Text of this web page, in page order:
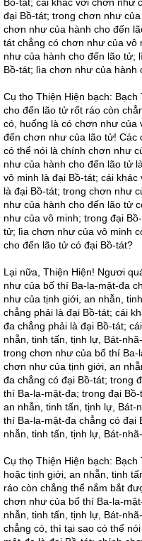
đại Bồ-tát; trong chơn như
chơn như của hành cho đến
tát chẳng có chơn như của vô
như của hành cho đến lão tử;
Bồ-tát; lìa chơn như của hành
Cụ thọ Thiện Hiện bạch:
cho đến lão tử rốt ráo còn
có, huống là có chơn như của
đến chơn như của lão tử! Các
có thể nói là chính chơn như
như của hành cho đến lão tử
vô minh là đại Bồ-tát; cái
là đại Bồ-tát; trong chơn như
như của hành cho đến lão tử
như của vô minh; trong đại
tử; lìa chơn như của vô minh
cho đến lão tử có đại Bồ-tát?
Lại nữa, Thiện Hiện! Ngươi
như của bố thí Ba-la-mật-đa
như của tịnh giới, an nhẫn,
chẳng phải là đại Bồ-tát; cái
đa chẳng phải là đại Bồ-tát;
nhẫn, tinh tấn, tịnh lự, Bát-
trong chơn như của bố thí
chơn như của tịnh giới, an
đa chẳng có đại Bồ-tát; trong
thí Ba-la-mật-đa; trong đại
an nhẫn, tinh tấn, tịnh lự,
thí Ba-la-mật-đa chẳng có đại
nhẫn, tinh tấn, tịnh lự, Bát-
Cụ thọ Thiện Hiện bạch: Bạch
hoặc tịnh giới, an nhẫn, tinh
ráo còn chẳng thể nắm bắt
chơn như của bố thí Ba-la-
nhẫn, tinh tấn, tịnh lự, Bát-
chẳng có, thì tại sao có thể